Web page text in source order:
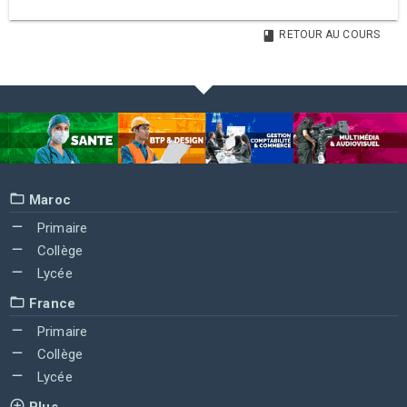
RETOUR AU COURS
Maroc
Primaire
Collège
Lycée
France
Primaire
Collège
Lycée